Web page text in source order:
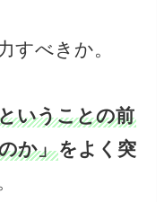
すべきか。
いうことの前
か」をよく突